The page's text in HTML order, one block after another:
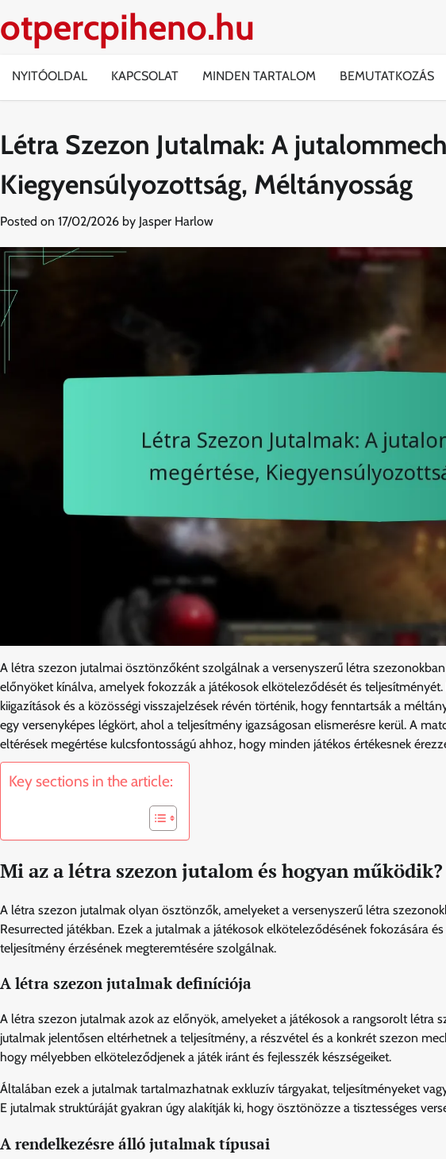
to
content
otpercpiheno.hu
NYITÓOLDAL KAPCSOLAT MINDEN TARTALOM BEMUTATKOZÁS
Létra Szezon Jutalmak: A
Kiegyensúlyozottság, Méltányosság
Posted on 17/02/2026 by Jasper Harlow
A létra szezon jutalmai ösztönzőként szolgálnak a versenyszerű létra
előnyöket kínálva, amelyek fokozzák a játékosok elköteleződését és
kiigazítások és a közösségi visszajelzések révén történik, hogy fenntartsák a
egy versenyképes légkört, ahol a teljesítmény igazságosan elismerésre kerül. A
eltérések megértése kulcsfontosságú ahhoz, hogy minden játékos értékesnek
Key sections in the article:
Mi az a létra szezon jutalom és hogyan működik?
A létra szezon jutalmak olyan ösztönzők, amelyeket a versenyszerű létra
Resurrected játékban. Ezek a jutalmak a játékosok elköteleződésének fokozására
teljesítmény érzésének megteremtésére szolgálnak.
A létra szezon jutalmak definíciója
A létra szezon jutalmak azok az előnyök, amelyeket a játékosok a rangsorolt létra
jutalmak jelentősen eltérhetnek a teljesítmény, a részvétel és a konkrét szezon
hogy mélyebben elköteleződjenek a játék iránt és fejlesszék készségeiket.
Általában ezek a jutalmak tartalmazhatnak exkluzív tárgyakat, teljesítményeket
E jutalmak struktúráját gyakran úgy alakítják ki, hogy ösztönözze a tisztességes
A rendelkezésre álló jutalmak típusai